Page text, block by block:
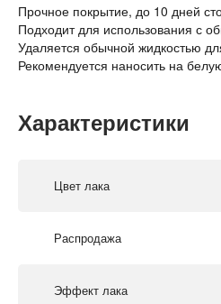
Прочное покрытие, до 10 дней
Подходит для использования с
Удаляется обычной жидкостью
Рекомендуется наносить на
Характеристики
Цвет лака
Распродажа
Эффект лака